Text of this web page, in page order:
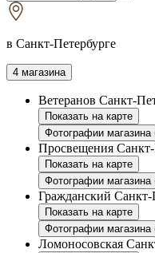
в Санкт-Петербурге
4 магазина
Ветеранов Санкт-
Показать на карте
Фотографии магазина
Просвещения
Показать на карте
Фотографии магазина
Гражданский Санкт-
Показать на карте
Фотографии магазина
Ломоносовская